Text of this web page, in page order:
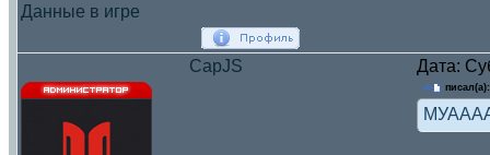
Данные в игре
CapJS Дата:
писал(а):